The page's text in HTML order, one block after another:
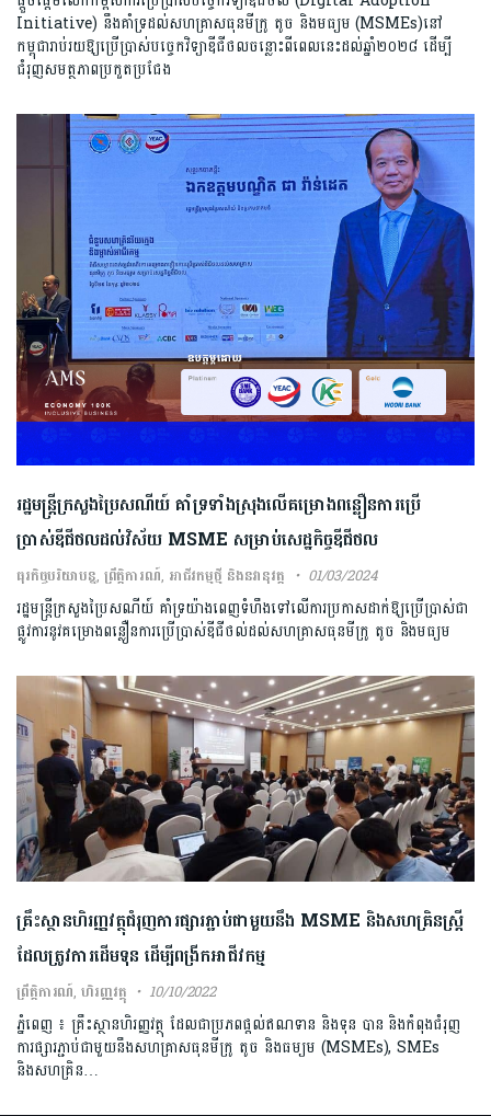
Initiative) នឹងគាំទ្រដល់សហគ្រាសធុនមីក្រូ តូច និងមធ្យម (MSMEs)នៅ
កម្ពុជារាប់រយឱ្យប្រើប្រាស់បច្ចេកវិទ្យាឌីជីថលចន្លោះពីពេលនេះដល់ឆ្នាំ២០២៨ ដើម្បី
ជំរុញសមត្ថភាពប្រកួតប្រជែង
រដ្ឋមន្ត្រីក្រសួងប្រៃសណីយ៍ គាំទ្រទាំងស្រុងលើគម្រោងពន្លឿនការប្រើ
ប្រាស់ឌីជីថលដល់វិស័យ MSME សម្រាប់សេដ្ឋកិច្ចឌីជីថល
ធុរកិច្ចបរិយាបន្ន, ព្រឹត្តិការណ៍, អាជីវកម្មថ្មី និងនវានុវត្ត 01/03/2024
រដ្ឋមន្ត្រីក្រសួងប្រៃសណីយ៍ គាំទ្រយ៉ាងពេញទំហឹងទៅលើការប្រកាសដាក់ឱ្យប្រើប្រាស់ជា
ផ្លូវការនូវគម្រោងពន្លឿនការប្រើប្រាស់ឌីជីថល់ដល់សហគ្រាសធុនមីក្រូ តូច និងមធ្យម
គ្រឹះស្ថានហិរញ្ញវត្ថុជំរុញការផ្សារភ្ជាប់ជាមួយនឹង MSME និងសហគ្រិនស្រ្តី
ដែលត្រូវការដើមទុន ដើម្បីពង្រីកអាជីវកម្ម
ព្រឹត្តិការណ៍,ហិរញ្ញវត្ថុ 10/10/2022
ភ្នំពេញ ៖ គ្រឹះស្ថានហិរញ្ញវត្ថុ ដែលជាប្រភពផ្តល់ឥណទាន និងទុន បាន និងកំពុងជំរុញ
ការផ្សារភ្ជាប់ជាមួយនឹងសហគ្រាសធុនមីក្រូ តូច និងធម្យម (MSMEs), SMEs
និងសហគ្រិន…